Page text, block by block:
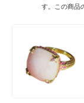
す。この商品